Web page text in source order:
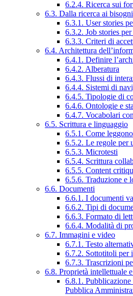
6.2.4. Ricerca sui
6.3. Dalla ricerca ai
6.3.1. User stories
6.3.2. Job stories
6.3.3. Criteri di
6.4. Architettura
6.4.1. Definire
6.4.2. Alberatura
6.4.3. Flussi di
6.4.4. Sistemi di
6.4.5. Tipologie di
6.4.6. Ontologie e
6.4.7. Vocabolari
6.5. Scrittura e linguaggio
6.5.1. Come
6.5.2. Le regole per
6.5.3. Microtesti
6.5.4. Scrittura
6.5.5. Content
6.5.6. Traduzione e
6.6. Documenti
6.6.1. I documenti
6.6.2. Tipi di
6.6.3. Formato di
6.6.4. Modalità di
6.7. Immagini e video
6.7.1. Testo
6.7.2. Sottotitoli per
6.7.3. Trascrizioni
6.8. Proprietà intellettuale
6.8.1.
Pubblica